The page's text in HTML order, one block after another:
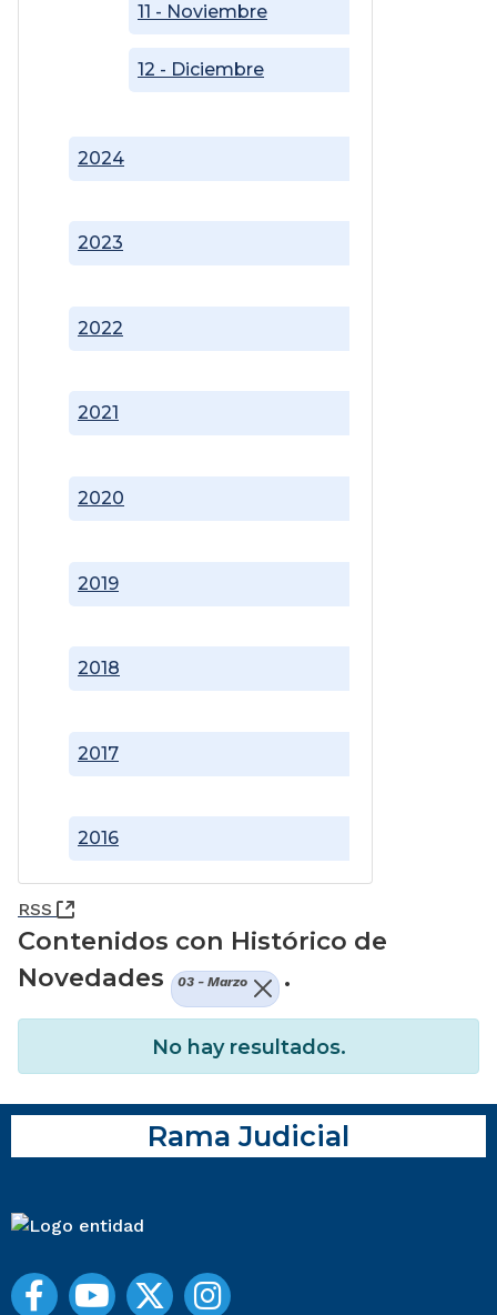
2016
2017
2018
2019
2020
2021
2022
2023
2024
11 - Noviembre
12 - Diciembre
RSS (Abre una nueva ventana)
Contenidos con Histórico de
Novedades
03 - Marzo .
No hay resultados.
Rama Judicial